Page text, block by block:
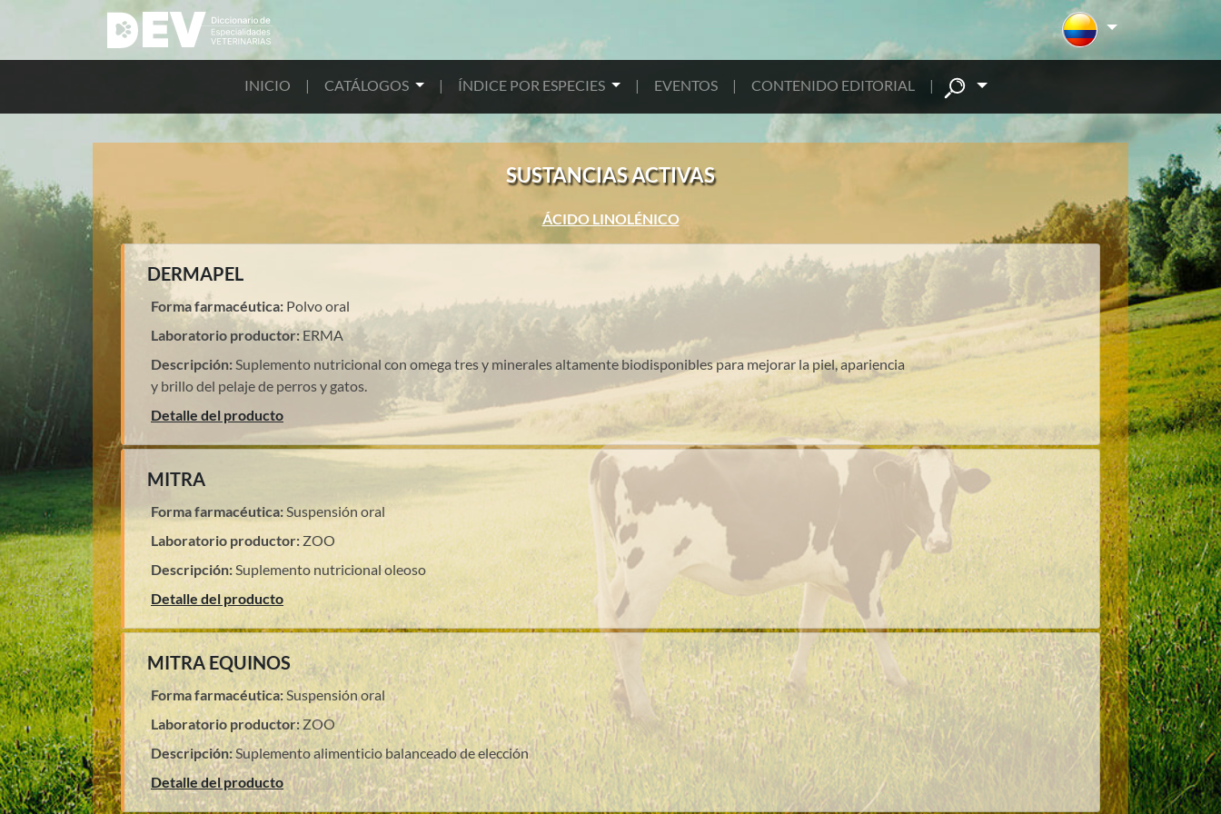
INICIO | CATÁLOGOS | ÍNDICE POR ESPECIES | EVENTOS | CONTENIDO EDITORIAL |
SUSTANCIAS ACTIVAS
ÁCIDO LINOLÉNICO
DERMAPEL
Forma farmacéutica: Polvo oral
Laboratorio productor: ERMA
Descripción:Suplemento nutricional con omega tres y minerales altamente biodisponibles para mejorar la piel, apariencia
y brillo del pelaje de perros y gatos.
Detalle del producto
MITRA
Forma farmacéutica:Suspensión oral
Laboratorio productor: ZOO
Descripción:Suplemento nutricional oleoso
Detalle del producto
MITRA EQUINOS
Forma farmacéutica:Suspensión oral
Laboratorio productor:ZOO
Descripción:Suplemento alimenticio balanceado de elección
Detalle del producto